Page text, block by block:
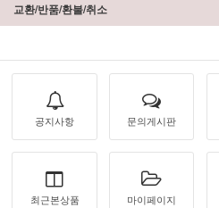
교환/반품/환불/취소
공지사항 문의게시판
최근본상품 마이페이지